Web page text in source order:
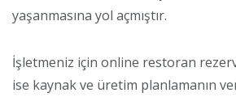
yaşanmasına yol açmıştır.
İşletmeniz için online restoran
ise kaynak ve üretim planlamanın